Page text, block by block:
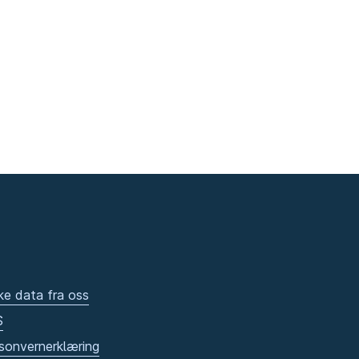
data fra oss